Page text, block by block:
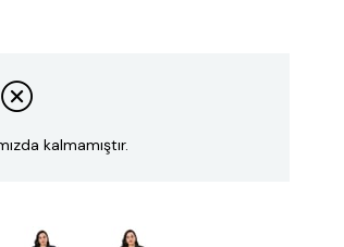
kalmamıştır.